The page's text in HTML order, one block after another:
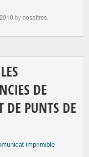
by nosaltres
DE
DE PUNTS DE
imprimible